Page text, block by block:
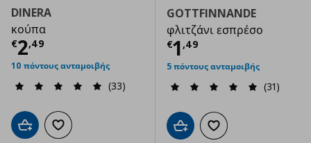
DINERA
κούπα
€2,49
Τρέχουσα τιμή € 2,49
10 πόντους ανταμοιβής
(33)
Προσθήκη στο καλάθι
Προσθήκη στα αγαπημένα
GOTTFINNANDE
φλιτζάνι εσπρέσο
€1 ,49
Τρέχουσα
5 πόντους ανταμοιβής
(31)
Προσθήκη στο καλάθι
Προσθήκη στα